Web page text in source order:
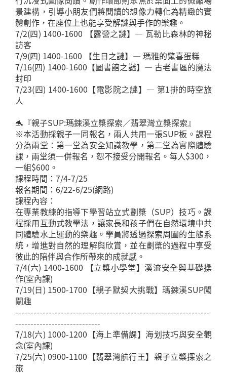
景建構，引導小朋友們將閱讀的想像力轉化為精緻的實
體創作，在座位上也能享受解謎與手作的樂趣。
7/2(四) 1400-1600 【露營之謎】— 瓦勒比森林的神秘
訪客
7/9(四) 1400-1600 【生日之謎】— 瑪雅的驚喜蛋糕
7/16(四) 1400-1600【圖書館之謎】— 古老書區的魔法
封印
7/23(四) 1400-1600【電影院之謎】— 第1排的時空旅
人
🐬『親子SUP:瑪鋉溪立槳探索／翡翠灣立槳探索』
※本活動採親子一同報名，兩人共用一張SUP板。課程
分為兩堂：第一堂為安全知識教學，第二堂為實際體驗
課，兩堂須一併報名，恕不接受分開報名。每人$300，
一組$600。
課程時間：7/4-7/25
報名期間：6/22-6/25(網路)
課程內容：
在專業教練的指導下學習站立式劃槳（SUP）技巧。課
程採用互動式教學法，讓家長和孩子們在自然環境中共
同體驗水上運動的樂趣。學員將透過探索周圍的生態系
統，增進對自然的理解與欣賞，並在劃槳的過程中享受
彼此的陪伴與合作所帶來的成就感。
7/4(六) 1400-1600 【立槳小學堂】溪流安全與基礎操
作(室內課)
7/19(日) 1500-1700【親子默契大挑戰】瑪鋉溪SUP闖
關趣
----------------------------------------------------------------
----------------------------
7/18(六) 1000-1200【海上準備課】海划技巧與安全觀
念(室內課)
7/25(六) 0900-1100【翡翠灣航行王】親子立槳探索之
旅